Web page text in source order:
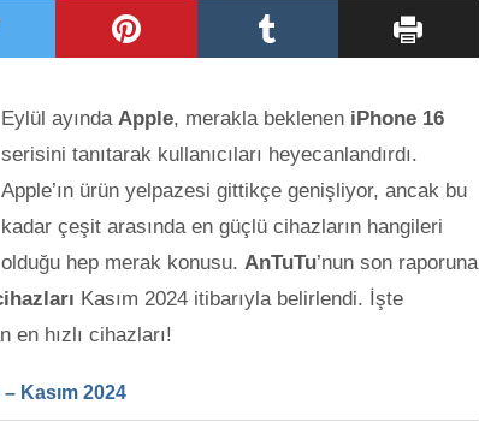
Eylül ayında Apple, merakla beklenen iPhone 16
serisini tanıtarak kullanıcıları heyecanlandırdı.
Apple’ın ürün yelpazesi gittikçe genişliyor, ancak bu
kadar çeşit arasında en güçlü cihazların hangileri
olduğu hep merak konusu. AnTuTu’nun son raporuna
Kasım 2024 itibarıyla belirlendi. İşte
en hızlı cihazları!
Kasım 2024